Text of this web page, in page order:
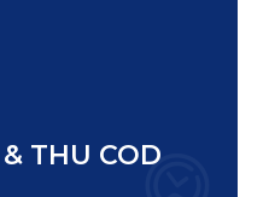
THU COD